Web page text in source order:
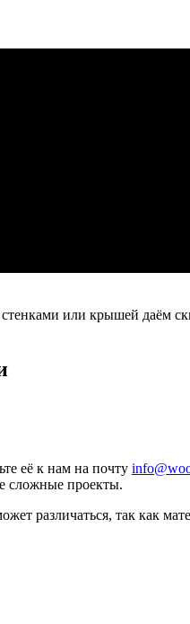
или крышей даём
её к нам на почту
сложные проекты.
различаться, так как